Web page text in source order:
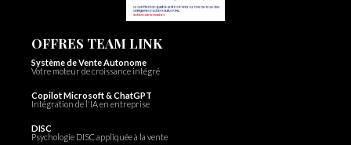
OFFRES TEAM LINK
Système de Vente Autonome
Votre moteur de croissance intégré
Copilot Microsoft & ChatGPT
Intégration de l'IA en entreprise
DISC
Psychologie DISC appliquée à la vente